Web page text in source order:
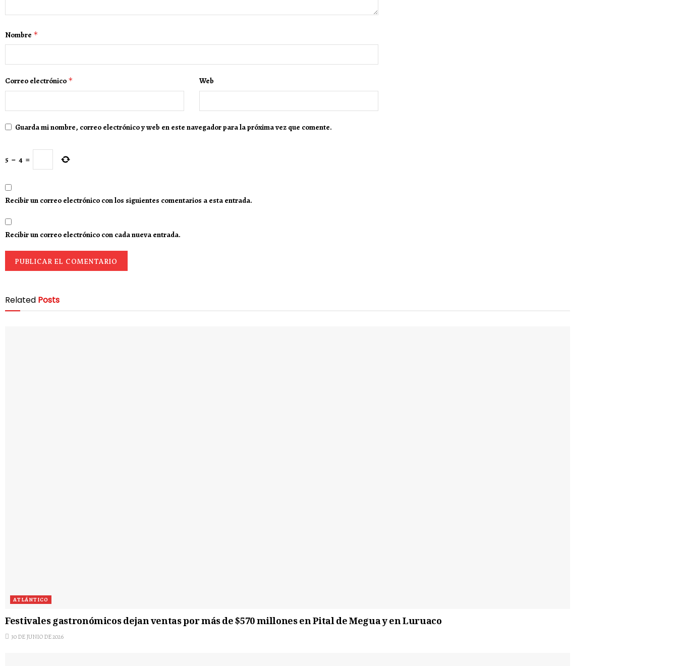
Nombre *
Correo electrónico * Web
Guarda mi nombre, correo electrónico y web en este navegador para la próxima vez que comente.
5 − 4 =
Recibir un correo electrónico con los siguientes comentarios a esta entrada.
Recibir un correo electrónico con cada nueva entrada.
Related Posts
ATLÁNTICO
Festivales gastronómicos dejan ventas por más de $570 millones en Pital de Megua y en Luruaco
30 DE JUNIO DE 2026